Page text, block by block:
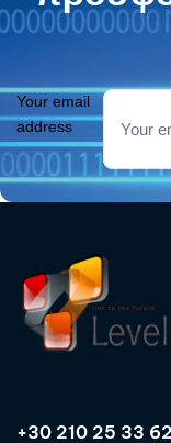
Your email
address
+30 210 25 33